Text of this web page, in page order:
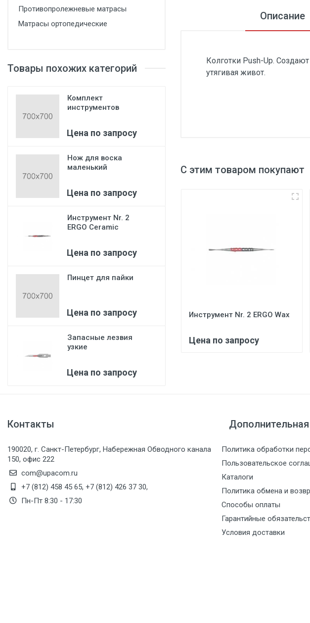
Прачечное оборудование
Косметология
Противопролежневые матрасы
Матрасы ортопедические
Товары похожих категорий
Комплект
инструментов
Цена по запросу
Нож для воска
маленький
Цена по запросу
Инструмент Nr. 2
ERGO Ceramic
Цена по запросу
Пинцет для пайки
Цена по запросу
Запасные лезвия
узкие
Цена по запросу
Описание
Колготки Push-Up.
утягивая живот.
С этим товаром покупают
Инструмент Nr. 2 ERGO Wax
Цена по запросу
Контакты
190020, г. Санкт-Петербург, Набережная Обводного канала
150, офис 222
com@upacom.ru
+7 (812) 458 45 65, +7 (812) 426 37 30,
Пн-Пт 8:30 - 17:30
Политика обработки
Пользовательское
Каталоги
Политика обмена и
Способы оплаты
Гарантийные
Условия доставки